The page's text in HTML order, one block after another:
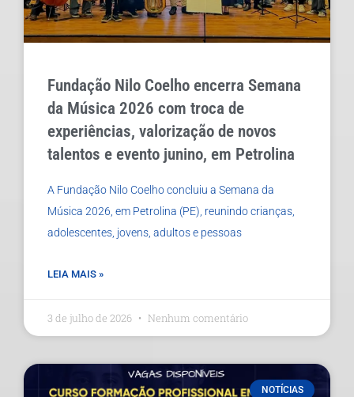
Fundação Nilo Coelho encerra Semana
da Música 2026 com troca de
experiências, valorização de novos
talentos e evento junino, em Petrolina
A Fundação Nilo Coelho concluiu a Semana da
Música 2026, em Petrolina (PE), reunindo crianças,
adolescentes, jovens, adultos e pessoas
LEIA MAIS »
3 de julho de 2026 Nenhum comentário
NOTÍCIAS